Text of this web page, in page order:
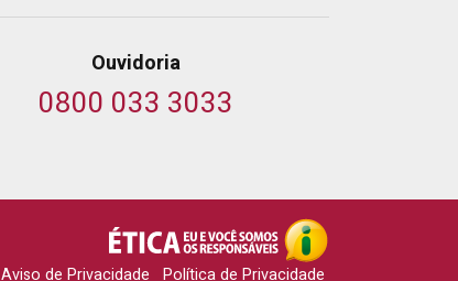
Ouvidoria
0800 033 3033
Aviso de Privacidade Política de Privacidade